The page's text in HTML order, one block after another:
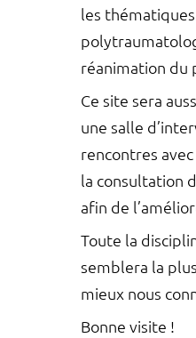
les
réanimation du
Ce site sera
une salle
rencontres
la consultation
afin de
Toute la
semblera la
mieux nous
Bonne visite !